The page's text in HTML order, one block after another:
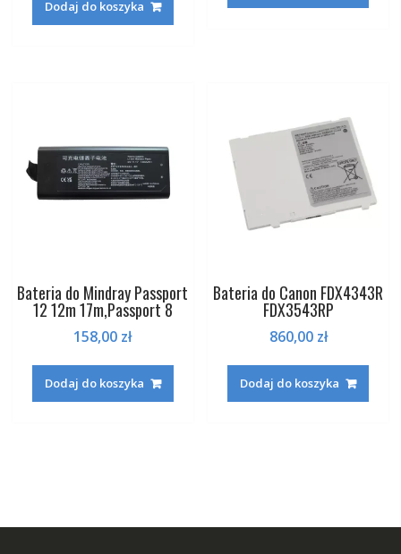
Dodaj do koszyka
Bateria do Mindray Passport
12 12m 17m,Passport 8
158,00 zł
Dodaj do koszyka
Bateria do Canon FDX4343R
FDX3543RP
860,00 zł
Dodaj do koszyka